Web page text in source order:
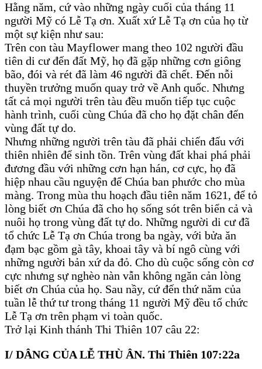
Hằng năm, cứ vào những ngày cuối của tháng 11
người Mỹ có Lễ Tạ ơn. Xuất xứ Lễ Tạ ơn của họ từ
một sự kiện như sau:
Trên con tàu Mayflower mang theo 102 người đầu
tiên di cư đến đất Mỹ, họ đã gặp những cơn giông
bão, đói và rét đã làm 46 người đã chết. Đến nỗi
thuyền trưởng muốn quay trở về Anh quốc. Nhưng
tất cả mọi người trên tàu đều muốn tiếp tục cuộc
hành trình, cuối cùng Chúa đã cho họ đặt chân đến
vùng đất tự do.
Nhưng những người trên tàu đã phải chiến đấu với
thiên nhiên để sinh tồn. Trên vùng đất khai phá phải
đương đầu với những cơn hạn hán, cơ cực, họ đã
hiệp nhau cầu nguyện để Chúa ban phước cho mùa
màng. Trong mùa thu hoạch đầu tiên năm 1621, để tỏ
lòng biết ơn Chúa đã cho họ sống sót trên biển cả và
nuôi họ trong vùng đất tự do. Những người di cư đã
tổ chức Lễ Tạ ơn Chúa trong ba ngày, với bửa ăn
đạm bạc gồm gà tây, khoai tây và bí ngô cùng với
những người bản xứ da đỏ. Cho dù cuộc sống còn cơ
cực nhưng sự nghèo nàn vẫn không ngăn cản lòng
biết ơn Chúa của họ. Sau nầy, cứ đến thứ năm của
tuần lễ thứ tư trong tháng 11 người Mỹ đều tổ chức
Lễ Tạ ơn trên phạm vi toàn quốc.
Trở lại Kinh thánh Thi Thiên 107 câu 22:
I/ DÂNG CỦA LỄ THÙ ÂN. Thi Thiên 107:22a